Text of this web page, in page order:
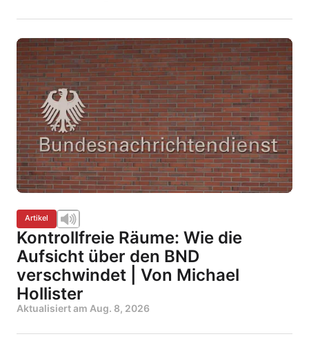
Artikel
Kontrollfreie Räume: Wie die
Aufsicht über den BND
verschwindet | Von Michael
Hollister
Aktualisiert am Aug. 8, 2026